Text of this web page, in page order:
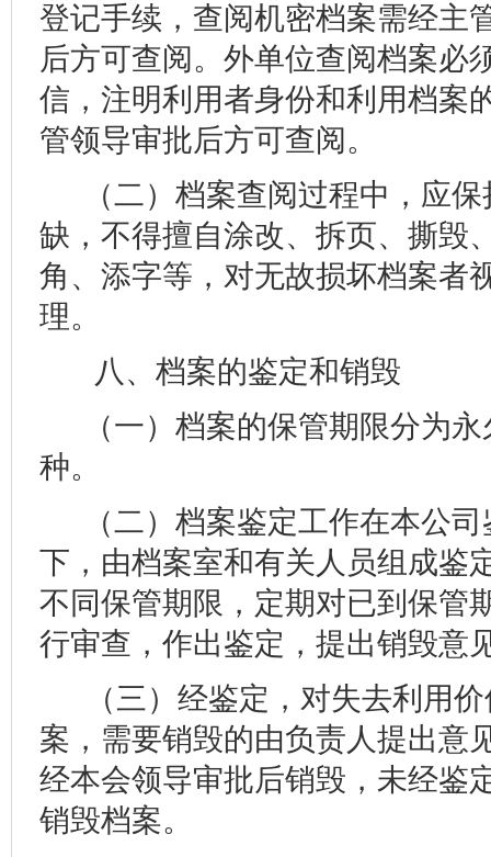
登记手续，查阅机密档案需经主
后方可查阅。外单位查阅档案必
信，注明利用者身份和利用档案
管领导审批后方可查阅。
（二）档案查阅过程中，应
缺，不得擅自涂改、拆页、撕毁
角、添字等，对无故损坏档案者
理。
八、档案的鉴定和销毁
（一）档案的保管期限分为
种。
（二）档案鉴定工作在本公
下，由档案室和有关人员组成鉴
不同保管期限，定期对已到保管
行审查，作出鉴定，提出销毁意
（三）经鉴定，对失去利用
案，需要销毁的由负责人提出意
经本会领导审批后销毁，未经鉴
销毁档案。